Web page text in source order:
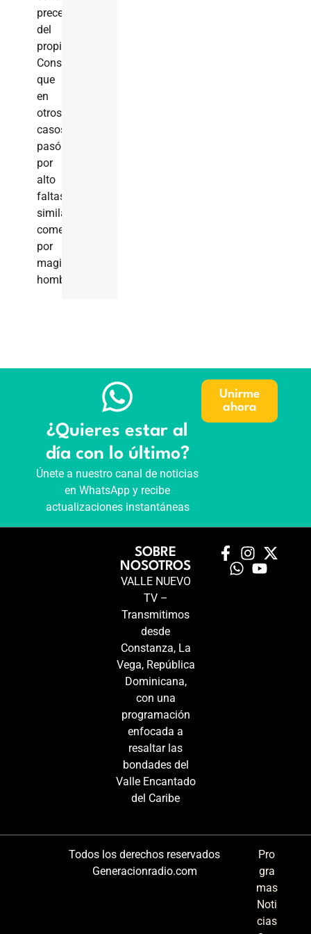
precedentes
del
propio
Consejo,
que
en
otros
casos
pasó
por
alto
faltas
similares
cometidas
por
magistrados
hombres.
¿Quieres estar al
día con lo último?
Únete a nuestro canal de noticias
en WhatsApp y recibe
actualizaciones instantáneas
Unirme
ahora
SOBRE
NOSOTROS
VALLE NUEVO
TV –
Transmitimos
desde
Constanza, La
Vega, República
Dominicana,
con una
programación
enfocada a
resaltar las
bondades del
Valle Encantado
del Caribe
Todos los derechos reservados
Generacionradio.com
Pro
gra
mas
Noti
cias